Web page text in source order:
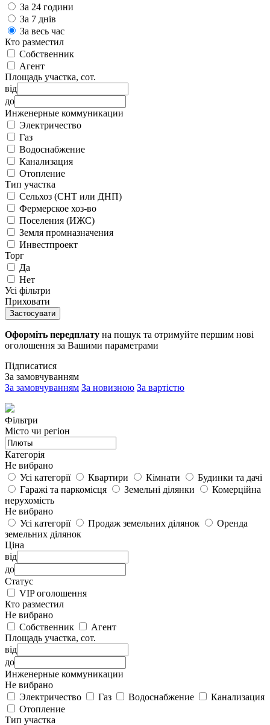
За 24 години
За 7 днів
За весь час
Кто разместил
Собственник
Агент
Площадь участка, сот.
від
до
Инженерные коммуникации
Электричество
Газ
Водоснабжение
Канализация
Отопление
Тип участка
Сельхоз (СНТ или ДНП)
Фермерское хоз-во
Поселения (ИЖС)
Земля промназначения
Инвестпроект
Торг
Да
Нет
Усі фільтри
Приховати
Застосувати
Оформіть передплату на пошук та отримуйте першим нові
оголошення за Вашими параметрами
Підписатися
За замовчуванням
За замовчуванням За новизною За вартістю
Фільтри
Місто чи регіон
Категорія
Не вибрано
Усі категорії
Квартири Кімнати
Будинки та дачі
Гаражі та паркомісця
Земельні ділянки
Комерційна
нерухомість
Не вибрано
Усі категорії
Продаж земельних ділянок
Оренда
земельних ділянок
Ціна
від
до
Статус
VIP оголошення
Кто разместил
Не вибрано
Собственник
Агент
Площадь участка, сот.
від
до
Инженерные коммуникации
Не вибрано
Электричество
Газ Водоснабжение
Канализация
Отопление
Тип участка